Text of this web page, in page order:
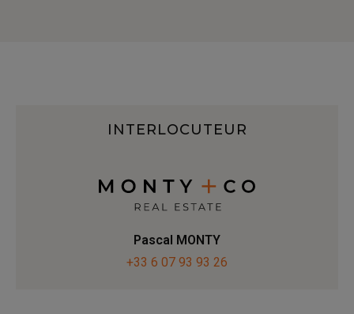
INTERLOCUTEUR
Pascal MONTY
+33 6 07 93 93 26